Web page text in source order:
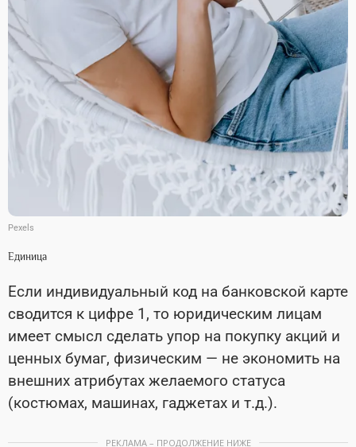
Pexels
Единица
Если индивидуальный код на банковской карте
сводится к цифре 1, то юридическим лицам
имеет смысл сделать упор на покупку акций и
ценных бумаг, физическим — не экономить на
внешних атрибутах желаемого статуса
(костюмах, машинах, гаджетах и т.д.).
РЕКЛАМА – ПРОДОЛЖЕНИЕ НИЖЕ